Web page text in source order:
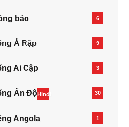
báo 6
Ả Rập 9
Ai Cập 3
Ấn ĐộHindi 30
Angola 1